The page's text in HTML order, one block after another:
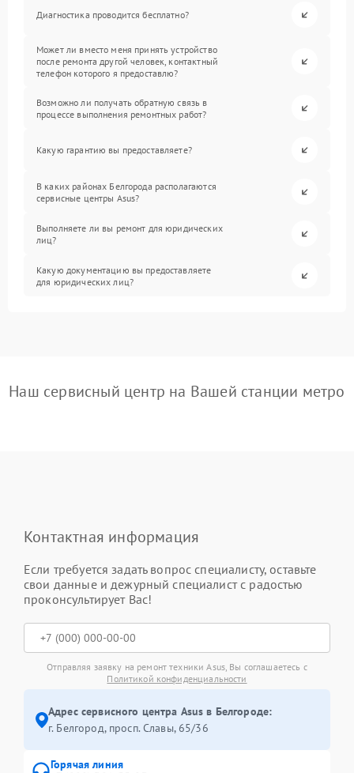
Диагностика проводится бесплатно?
Может ли вместо меня принять устройство
после ремонта другой человек, контактный
телефон которого я предоставлю?
Возможно ли получать обратную связь в
процессе выполнения ремонтных работ?
Какую гарантию вы предоставляете?
В каких районах Белгорода располагаются
сервисные центры Asus?
Выполняете ли вы ремонт для юридических
лиц?
Какую документацию вы предоставляете
для юридических лиц?
Наш сервисный центр на Вашей станции метро
Контактная информация
Если требуется задать вопрос специалисту, оставьте
свои данные и дежурный специалист с радостью
проконсультирует Вас!
Отправляя заявку на ремонт техники Asus, Вы соглашаетесь с
Политикой конфиденциальности
Адрес сервисного центра Asus в Белгороде:
г. Белгород, просп. Славы, 65/36
Горячая линия